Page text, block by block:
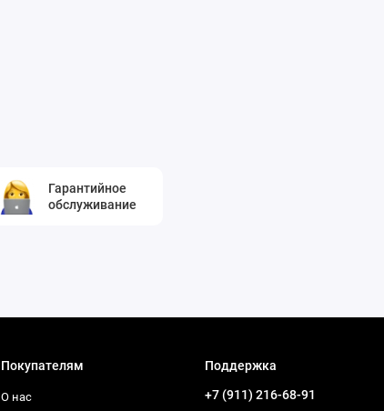
Гарантийное
обслуживание
Покупателям
О нас
Поддержка
+7 (911) 216-68-91